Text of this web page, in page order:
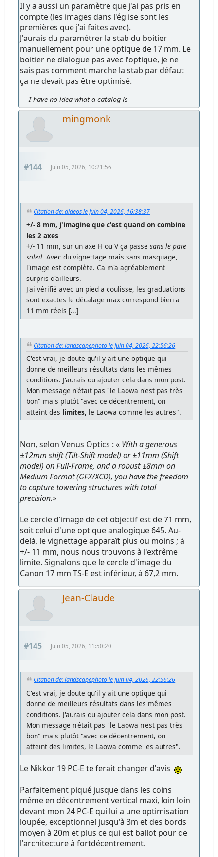
Il y a aussi un paramètre que j'ai pas pris en
compte (les images dans l'église sont les
premières que j'ai faites avec).
J'aurais du paramétrer la stab du boitier
manuellement pour une optique de 17 mm. Le
boitier ne dialogue pas avec l'optique, je ne
sais pas comment marche la stab par défaut
ça ne devait pas être optimisé.
I have no idea what a catalog is
mingmonk
#144 Juin 05, 2026, 10:21:56
Citation de: dideos le Juin 04, 2026, 16:38:37
+/- 8 mm, j'imagine que c'est quand on combine
les 2 axes
+/- 11 mm, sur un axe H ou V ça passesans le pare
soleil. Avec du vignettage mais sans masquage,
l'image est complète. Ca m'a agréablement
surpris d'ailleurs.
J'ai vérifié avec un pied a coulisse, les graduations
sont exactes le décalage max correspond bien a
11 mm réels [...]
Citation de: landscapephoto le Juin 04, 2026, 22:56:26
C'est vrai, je doute qu'il y ait une optique qui
donne de meilleurs résultats dans les mêmes
conditions. J'aurais du ajouter cela dans mon post.
Mon message n'était pas "le Laowa n'est pas très
bon" mais plutôt "avec ce décentrement, on
atteint des limites, le Laowa comme les autres".
Non, selon Venus Optics : « With a generous
±12mm shift (Tilt-Shift model) or ±11mm (Shift
model) on Full-Frame, and a robust ±8mm on
Medium Format (GFX/XCD), you have the freedom
to capture towering structures with total
precision.»
Le cercle d'image de cet objectif est de 71 mm,
soit celui d'une optique analogique 645. Au-
delà, le vignettage apparaît plus ou moins ; à
+/- 11 mm, nous nous trouvons à l'extrême
limite. Signalons que le cercle d'image du
Canon 17 mm TS-E est inférieur, à 67,2 mm.
Jean-Claude
#145 Juin 05, 2026, 11:50:20
Citation de: landscapephoto le Juin 04, 2026, 22:56:26
C'est vrai, je doute qu'il y ait une optique qui
donne de meilleurs résultats dans les mêmes
conditions. J'aurais du ajouter cela dans mon post.
Mon message n'était pas "le Laowa n'est pas très
bon" mais plutôt "avec ce décentrement, on
atteint des limites, le Laowa comme les autres".
Le Nikkor 19 PC-E te ferait changer d'avis
Parfaitement piqué jusque dans les coins
même en décentrement vertical maxi, loin loin
devant mon 24 PC-E qui lui a une optimisation
loupée, exceptionnel jusqu'à 3m et des bords
moyen à 20m et plus ce qui est ballot pour de
l'architecture à fortdécentrement.